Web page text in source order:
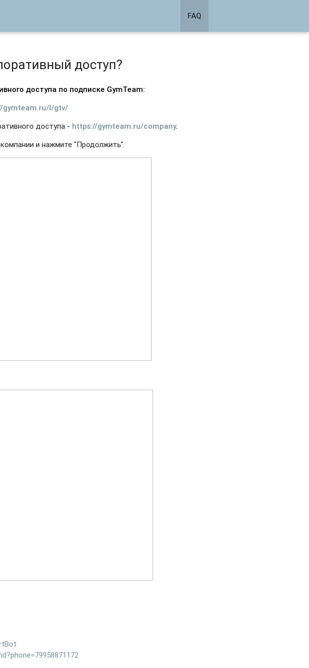
FAQ
доступ?
доступа по подписке GymTeam:
gymteam.ru/l/gtv/
доступа - https://gymteam.ru/company.
и нажмите "Продолжить".